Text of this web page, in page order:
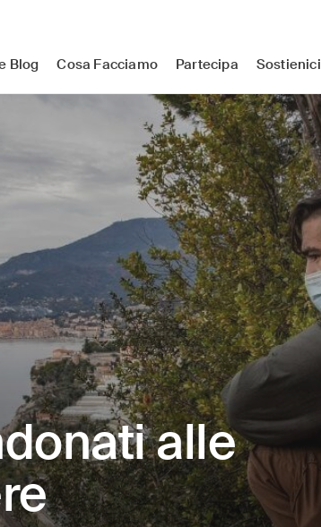
Blog Cosa Facciamo Partecipa Sostienici
alle